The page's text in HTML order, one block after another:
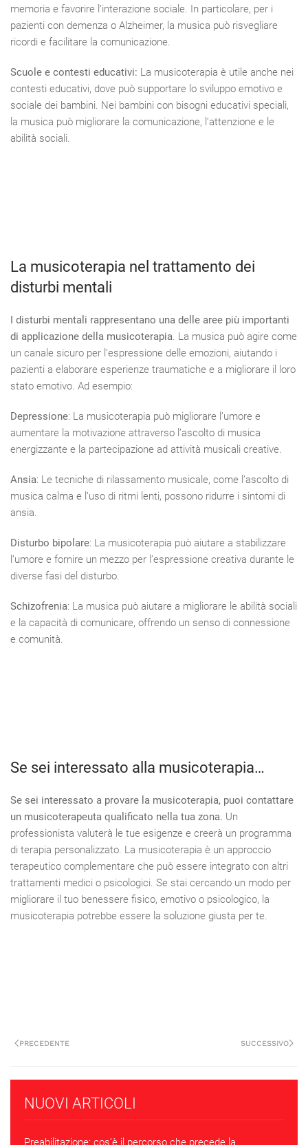
memoria e favorire l’interazione sociale. In particolare, per i
pazienti con demenza o Alzheimer, la musica può risvegliare
ricordi e facilitare la comunicazione.
Scuole e contesti educativi: La musicoterapia è utile anche nei
contesti educativi, dove può supportare lo sviluppo emotivo e
sociale dei bambini. Nei bambini con bisogni educativi speciali,
la musica può migliorare la comunicazione, l’attenzione e le
abilità sociali.
La musicoterapia nel trattamento dei
disturbi mentali
I disturbi mentali rappresentano una delle aree più importanti
di applicazione della musicoterapia. La musica può agire come
un canale sicuro per l’espressione delle emozioni, aiutando i
pazienti a elaborare esperienze traumatiche e a migliorare il loro
stato emotivo. Ad esempio:
Depressione: La musicoterapia può migliorare l’umore e
aumentare la motivazione attraverso l’ascolto di musica
energizzante e la partecipazione ad attività musicali creative.
Ansia: Le tecniche di rilassamento musicale, come l’ascolto di
musica calma e l’uso di ritmi lenti, possono ridurre i sintomi di
ansia.
Disturbo bipolare: La musicoterapia può aiutare a stabilizzare
l’umore e fornire un mezzo per l’espressione creativa durante le
diverse fasi del disturbo.
Schizofrenia: La musica può aiutare a migliorare le abilità sociali
e la capacità di comunicare, offrendo un senso di connessione
e comunità.
Se sei interessato alla musicoterapia…
Se sei interessato a provare la musicoterapia, puoi contattare
un musicoterapeuta qualificato nella tua zona. Un
professionista valuterà le tue esigenze e creerà un programma
di terapia personalizzato. La musicoterapia è un approccio
terapeutico complementare che può essere integrato con altri
trattamenti medici o psicologici. Se stai cercando un modo per
migliorare il tuo benessere fisico, emotivo o psicologico, la
musicoterapia potrebbe essere la soluzione giusta per te.
PRECEDENTE SUCCESSIVO
NUOVI ARTICOLI
Preabilitazione: cos’è il percorso che precede la